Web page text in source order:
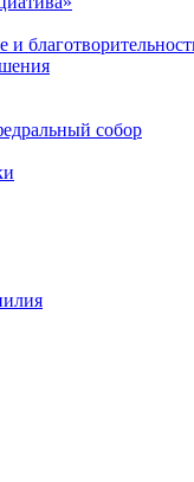
собор